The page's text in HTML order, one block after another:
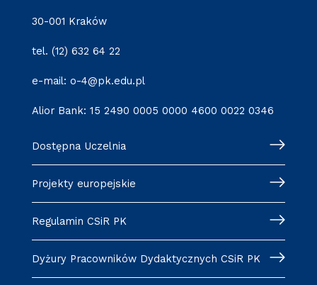
30-001 Kraków
tel. (12) 632 64 22
e-mail: o-4@pk.edu.pl
Alior Bank: 15 2490 0005 0000 4600 0022 0346
Dostępna Uczelnia
Projekty europejskie
Regulamin CSiR PK
Dyżury Pracowników Dydaktycznych CSiR PK